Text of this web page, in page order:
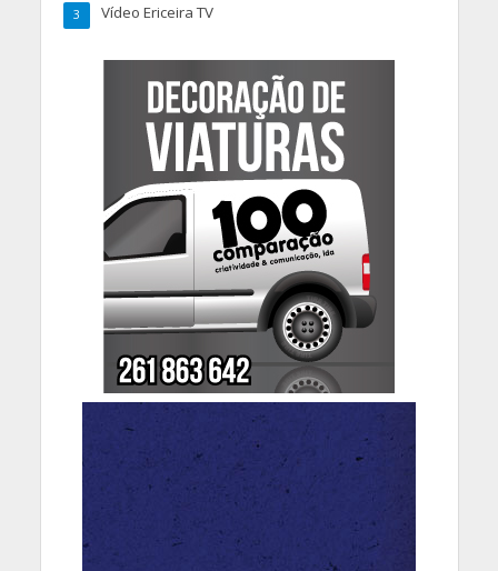
Vídeo Ericeira TV
3